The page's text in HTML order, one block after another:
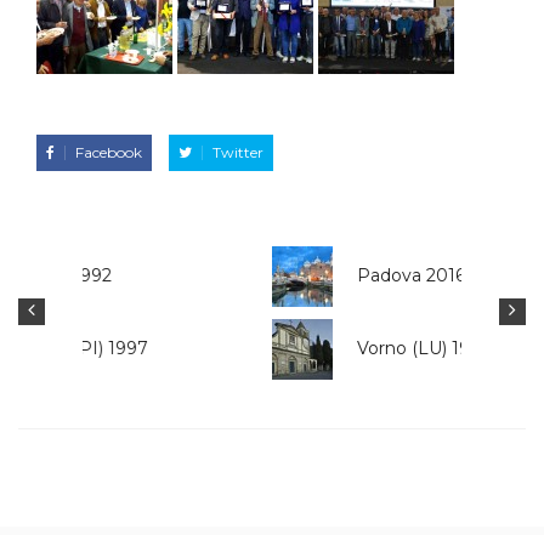
Facebook Twitter
Padova 2016
Vorno (LU) 1991